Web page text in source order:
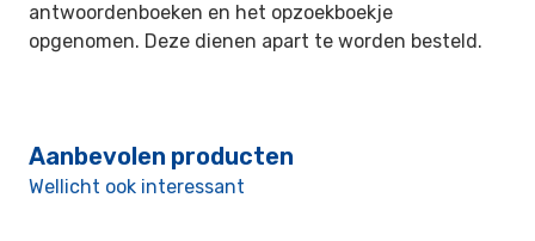
antwoordenboeken en het opzoekboekje
opgenomen. Deze dienen apart te worden besteld.
Aanbevolen producten
Wellicht ook interessant